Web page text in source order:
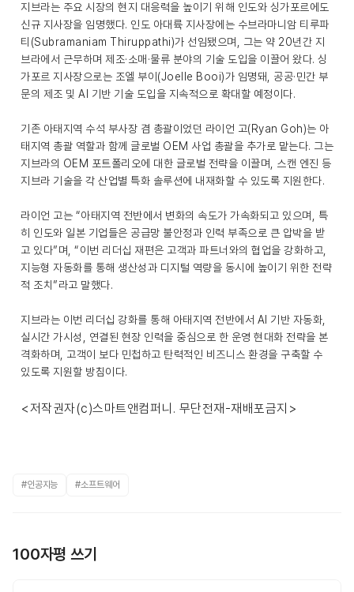
지브라는 주요 시장의 현지 대응력을 높이기 위해 인도와 싱가포르에도
신규 지사장을 임명했다. 인도 아대륙 지사장에는 수브라마니암 티루파
티(Subramaniam Thiruppathi)가 선임됐으며, 그는 약 20년간 지
브라에서 근무하며 제조·소매·물류 분야의 기술 도입을 이끌어 왔다. 싱
가포르 지사장으로는 조엘 부이(Joelle Booi)가 임명돼, 공공·민간 부
문의 제조 및 AI 기반 기술 도입을 지속적으로 확대할 예정이다.
기존 아태지역 수석 부사장 겸 총괄이었던 라이언 고(Ryan Goh)는 아
태지역 총괄 역할과 함께 글로벌 OEM 사업 총괄을 추가로 맡는다. 그는
지브라의 OEM 포트폴리오에 대한 글로벌 전략을 이끌며, 스캔 엔진 등
지브라 기술을 각 산업별 특화 솔루션에 내재화할 수 있도록 지원한다.
라이언 고는 “아태지역 전반에서 변화의 속도가 가속화되고 있으며, 특
히 인도와 일본 기업들은 공급망 불안정과 인력 부족으로 큰 압박을 받
고 있다”며, “이번 리더십 재편은 고객과 파트너와의 협업을 강화하고,
지능형 자동화를 통해 생산성과 디지털 역량을 동시에 높이기 위한 전략
적 조치”라고 말했다.
지브라는 이번 리더십 강화를 통해 아태지역 전반에서 AI 기반 자동화,
실시간 가시성, 연결된 현장 인력을 중심으로 한 운영 현대화 전략을 본
격화하며, 고객이 보다 민첩하고 탄력적인 비즈니스 환경을 구축할 수
있도록 지원할 방침이다.
<저작권자(c)스마트앤컴퍼니. 무단전재-재배포금지>
#인공지능 #소프트웨어
100자평 쓰기